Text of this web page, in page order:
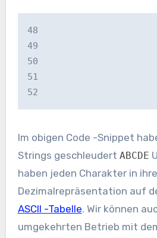
48
49
50
51
52
Im obigen Code -Snippet
Strings geschleudert ABCDE
haben jeden Charakter in ihre
Dezimalrepräsentation auf
ASCII -Tabelle. Wir können
umgekehrten Betrieb mit